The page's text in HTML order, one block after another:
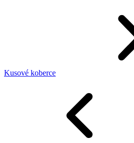
Kusové koberce